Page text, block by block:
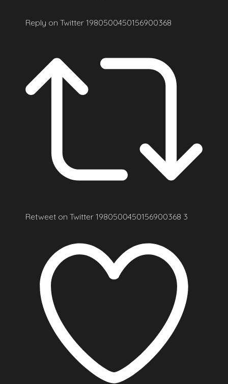
Reply on Twitter 1980500450156900368
Retweet on Twitter 1980500450156900368 3